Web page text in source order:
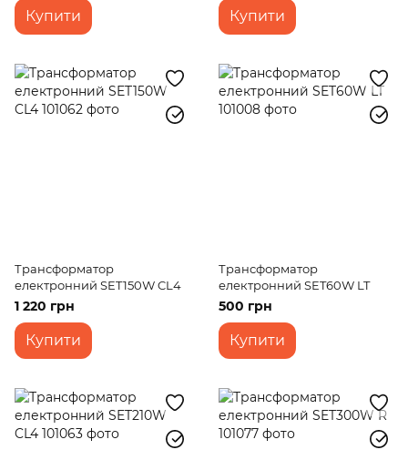
Купити Купити
Трансформатор
електронний SET150W CL4
1 220 грн
Купити
Трансформатор
електронний SET60W LT
500 грн
Купити